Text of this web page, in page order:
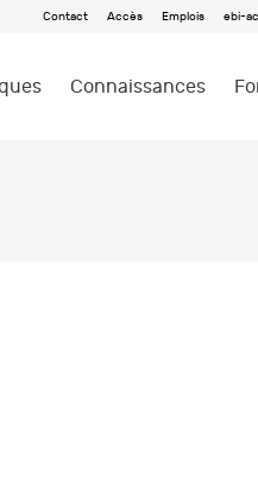
Contact Accès Emplois ebi-
Connaissances